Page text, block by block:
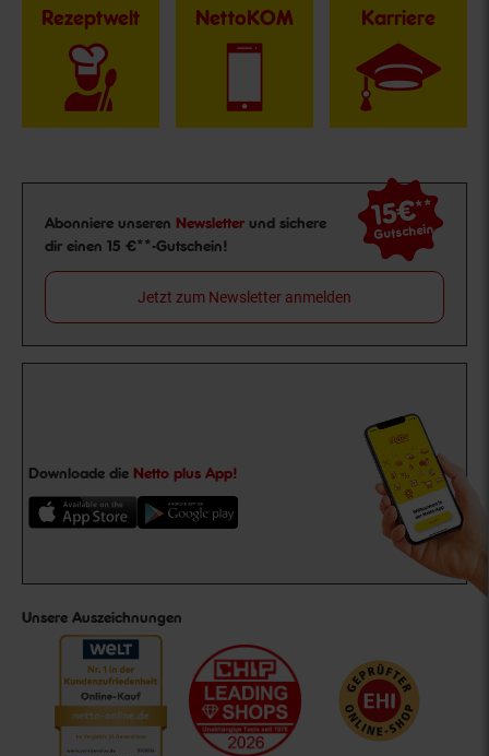
Rezeptwelt NettoKOM Karriere
Newsletter Anmeldung
Abonniere unseren Newsletter und sichere
dir einen 15 €**-Gutschein!
15€**
Gutschein
Jetzt zum Newsletter anmelden
Downloade die Netto plus App!
Unsere Auszeichnungen